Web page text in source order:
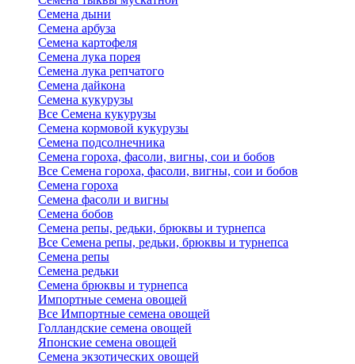
Семена дыни
Семена арбуза
Семена картофеля
Семена лука порея
Семена лука репчатого
Семена дайкона
Семена кукурузы
Все Семена кукурузы
Семена кормовой кукурузы
Семена подсолнечника
Семена гороха, фасоли, вигны, сои и бобов
Все Семена гороха, фасоли, вигны, сои и бобов
Семена гороха
Семена фасоли и вигны
Семена бобов
Семена репы, редьки, брюквы и турнепса
Все Семена репы, редьки, брюквы и турнепса
Семена репы
Семена редьки
Семена брюквы и турнепса
Импортные семена овощей
Все Импортные семена овощей
Голландские семена овощей
Японские семена овощей
Семена экзотических овощей